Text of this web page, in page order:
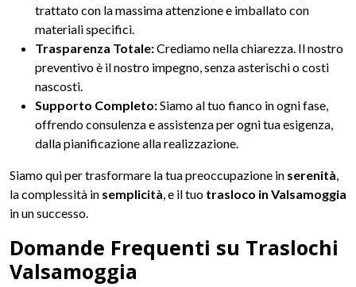
trattato con la massima attenzione e imballato con
materiali specifici.
Trasparenza Totale:Crediamo nella chiarezza. Il nostro
preventivo è il nostro impegno, senza asterischi o costi
nascosti.
Supporto Completo:Siamo al tuo fianco in ogni fase,
offrendo consulenza e assistenza per ogni tua esigenza,
dalla pianificazione alla realizzazione.
Siamo qui per trasformare la tua preoccupazione in serenità,
la complessità in semplicità, e il tuo trasloco in Valsamoggia
in un successo.
Domande Frequenti su Traslochi
Valsamoggia